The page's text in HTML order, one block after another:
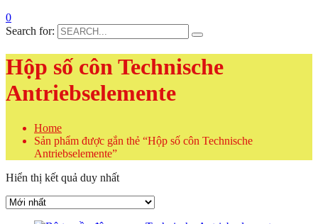
0
Search for:
Hộp số côn Technische
Antriebselemente
Home
Sản phẩm được gắn thẻ “Hộp số côn Technische
Antriebselemente”
Hiển thị kết quả duy nhất